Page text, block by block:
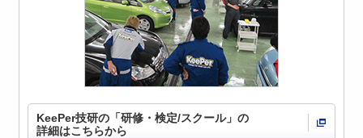
KeePer技研の「研修・検定/スクール」の
詳細はこちらから